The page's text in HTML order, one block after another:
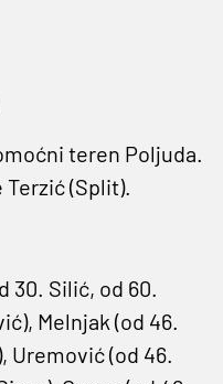
teren Poljuda.
(Split).
30. Silić, od 60.
Melnjak (od 46.
Uremović (od 46.